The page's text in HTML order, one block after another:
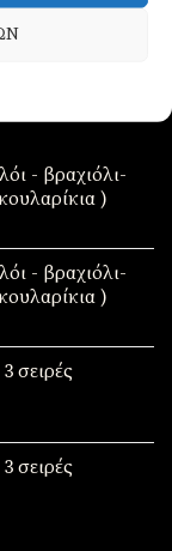
- βραχιόλι-
)
- βραχιόλι-
)
σειρές
σειρές